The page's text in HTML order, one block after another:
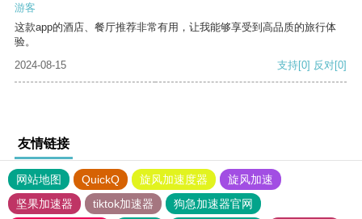
游客
这款app的酒店、餐厅推荐非常有用，让我能够享受到高品质的旅行体
验。
2024-08-15
支持[0] 反对[0]
友情链接
网站地图 QuickQ 旋风加速度器
旋风加速
坚果加速器
tiktok加速器
狗急加速器官网